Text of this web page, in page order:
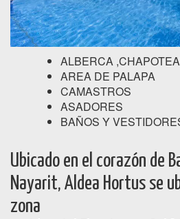
ALBERCA
AREA DE PALAPA
CAMASTROS
ASADORES
BAÑOS Y
Ubicado en el corazón de
Nayarit, Aldea Hortus se
zona